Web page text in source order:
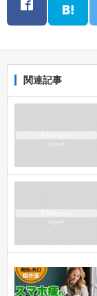
関連記事